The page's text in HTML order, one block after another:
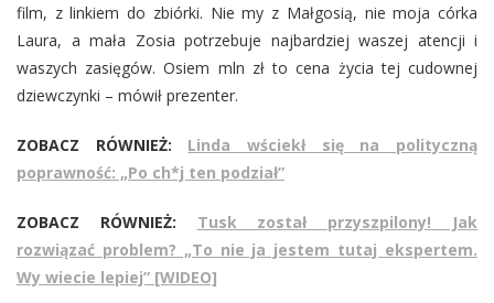
film, z linkiem do zbiórki. Nie my z Małgosią, nie moja córka
Laura, a mała Zosia potrzebuje najbardziej waszej atencji i
waszych zasięgów. Osiem mln zł to cena życia tej cudownej
dziewczynki – mówił prezenter.
ZOBACZ RÓWNIEŻ:
Linda wściekł się na polityczną
poprawność: „Po ch*j ten podział”
ZOBACZ RÓWNIEŻ:
Tusk został przyszpilony! Jak
rozwiązać problem? „To nie ja jestem tutaj ekspertem.
Wy wiecie lepiej” [WIDEO]